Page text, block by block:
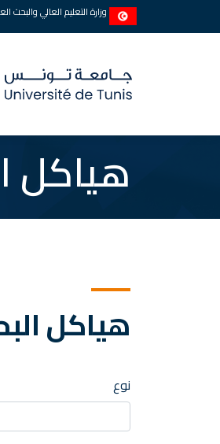
وزارة التعليم العالي والبحث
هياكل
هياكل
نوع